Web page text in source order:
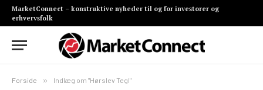
MarketConnect – konstruktive nyheder til og for investorer og
erhvervsfolk
Forside » Indlæg om "Hørslev Tegl"